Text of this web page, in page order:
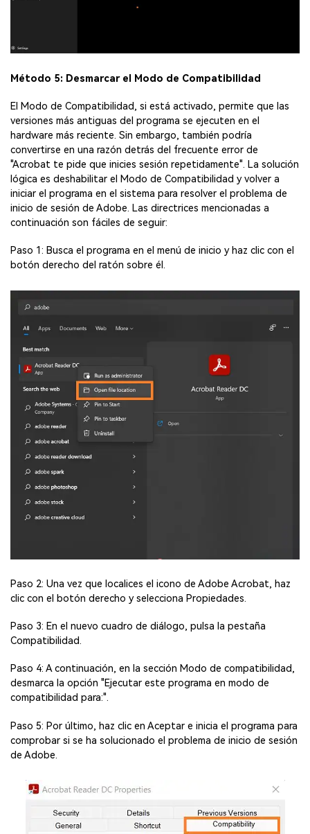
Método 5: Desmarcar el Modo de Compatibilidad
El Modo de Compatibilidad, si está activado, permite que las
versiones más antiguas del programa se ejecuten en el
hardware más reciente. Sin embargo, también podría
convertirse en una razón detrás del frecuente error de
"Acrobat te pide que inicies sesión repetidamente". La solución
lógica es deshabilitar el Modo de Compatibilidad y volver a
iniciar el programa en el sistema para resolver el problema de
inicio de sesión de Adobe. Las directrices mencionadas a
continuación son fáciles de seguir:
Paso 1: Busca el programa en el menú de inicio y haz clic con el
botón derecho del ratón sobre él.
Paso 2: Una vez que localices el icono de Adobe Acrobat, haz
clic con el botón derecho y selecciona Propiedades.
Paso 3: En el nuevo cuadro de diálogo, pulsa la pestaña
Compatibilidad.
Paso 4: A continuación, en la sección Modo de compatibilidad,
desmarca la opción "Ejecutar este programa en modo de
compatibilidad para:".
Paso 5: Por último, haz clic en Aceptar e inicia el programa para
comprobar si se ha solucionado el problema de inicio de sesión
de Adobe.